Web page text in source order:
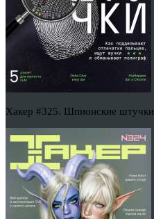
Хакер #325. Шпионские штучки